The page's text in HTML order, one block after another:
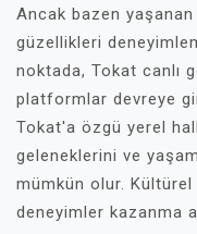
Ancak bazen
güzellikleri
noktada, Tokat canlı
platformlar devreye
Tokat'a özgü yerel
geleneklerini ve
mümkün olur.
deneyimler kazanma